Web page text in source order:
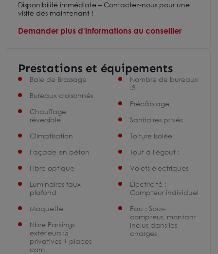
Disponibilité immédiate – Contactez-nous pour une
visite dès maintenant !
Demander plus d'informations au conseiller
Prestations et équipements
Baie de Brassage
Bureaux cloisonnés
Chauffage
réversible
Climatisation
Façade en béton
Fibre optique
Luminaires faux
plafond
Moquette
Nbre Parkings
extérieurs :5
privatives + places
com
Nombre de bureaux
:3
Précâblage
Sanitaires privés
Toiture isolée
Tout à l'égout :
Volets électriques
Électricité :
Compteur individuel
Eau : Sous-
compteur, montant
inclus dans les
charges